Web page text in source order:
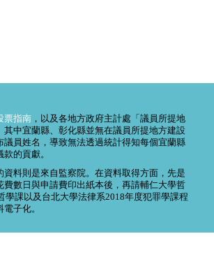
票指南 ，以及各地方政府主計處「議員所提地
其中宜蘭縣、彰化縣並無在議員所提地方建設
議員姓名，導致無法透過統計得知每個宜蘭縣
的貢獻。
資料則是來自監察院。在資料取得方面，先是
費數日與申請費印出紙本後，再請輔仁大學哲
學課以及台北大學法律系2018年度犯罪學課程
子化。